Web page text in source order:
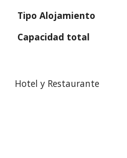
Tipo Alojamiento
Capacidad total
Hotel y Restaurante